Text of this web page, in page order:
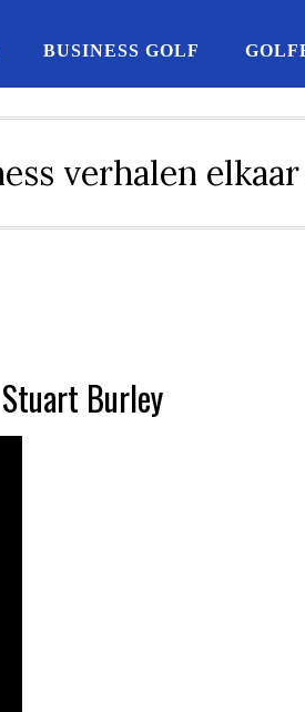
BUSINESS GOLF
verhalen
Burley